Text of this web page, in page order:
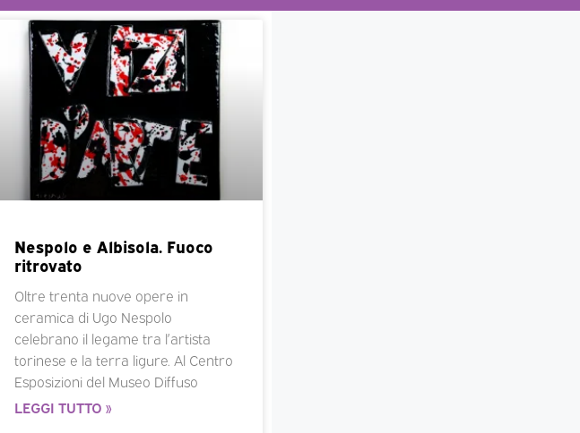
Nespolo e Albisola. Fuoco
ritrovato
Oltre trenta nuove opere in
ceramica di Ugo Nespolo
celebrano il legame tra l’artista
torinese e la terra ligure. Al Centro
Esposizioni del Museo Diffuso
LEGGI TUTTO »